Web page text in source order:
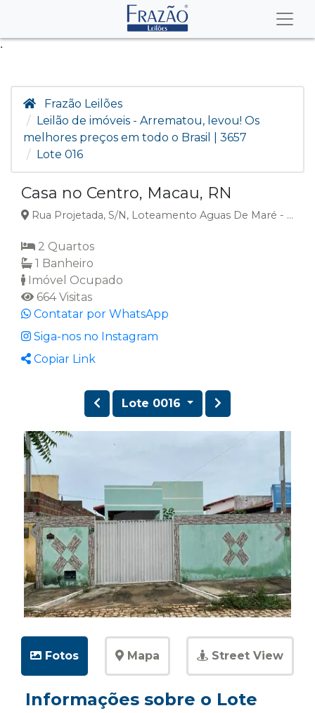
.
Frazão Leilões
Leilão de imóveis - Arrematou, levou! Os
melhores preços em todo o Brasil | 3657
Lote 016
Casa no Centro, Macau, RN
Rua Projetada, S/N, Loteamento Aguas De Maré - Casa 027, Centro, Macau, RN
2 Quartos
1 Banheiro
Imóvel Ocupado
664 Visitas
Contatar por WhatsApp
Siga-nos no Instagram
Copiar Link
Lote 0016
Fotos Mapa Street View
Informações sobre o Lote